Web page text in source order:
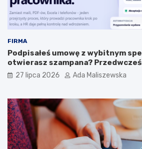
FIRMA
Podpisałeś umowę z wybitnym
otwierasz szampana?
27 lipca 2026 Ada Maliszewska